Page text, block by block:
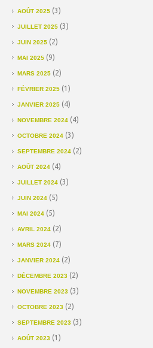
AOÛT 2025 (3)
JUILLET 2025 (3)
JUIN 2025 (2)
MAI 2025 (9)
MARS 2025 (2)
FÉVRIER 2025 (1)
JANVIER 2025 (4)
NOVEMBRE 2024 (4)
OCTOBRE 2024 (3)
SEPTEMBRE 2024 (2)
AOÛT 2024 (4)
JUILLET 2024 (3)
JUIN 2024 (5)
MAI 2024 (5)
AVRIL 2024 (2)
MARS 2024 (7)
JANVIER 2024 (2)
DÉCEMBRE 2023 (2)
NOVEMBRE 2023 (3)
OCTOBRE 2023 (2)
SEPTEMBRE 2023 (3)
AOÛT 2023 (1)